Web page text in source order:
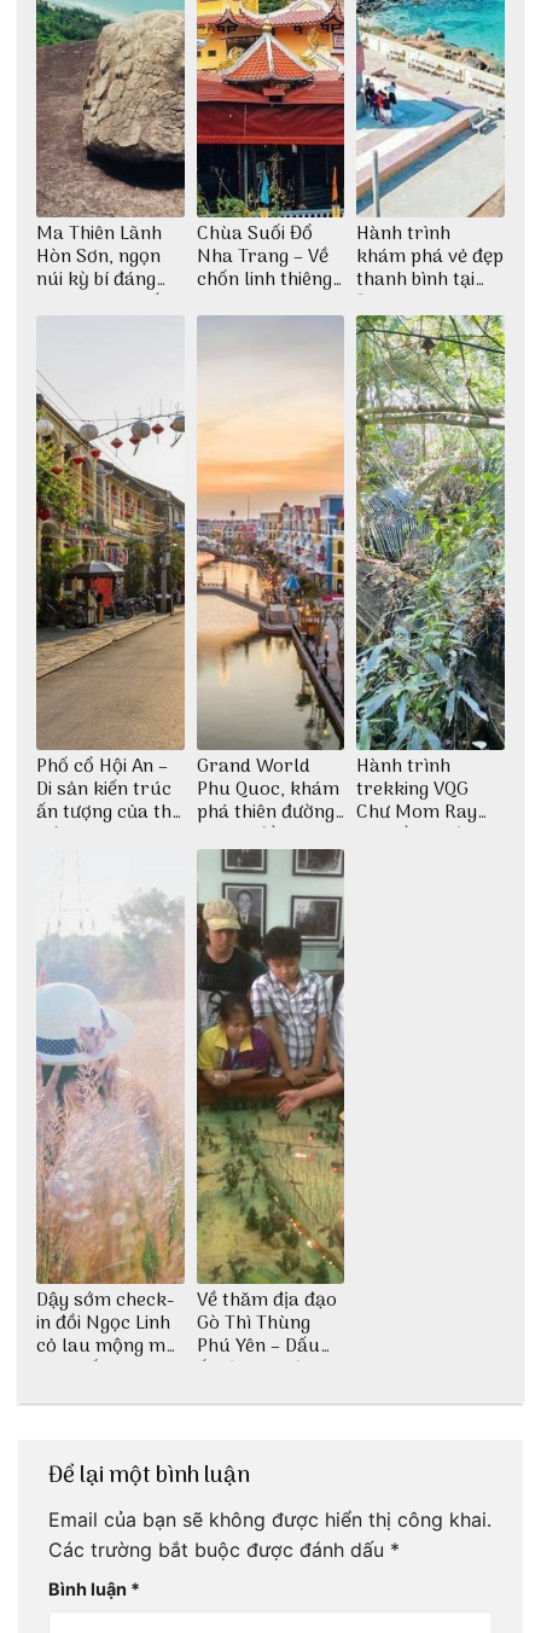
Ma Thiên Lãnh
Hòn Sơn, ngọn
núi kỳ bí đáng
khám phá nhất
Chùa Suối Đổ
Nha Trang – Về
chốn linh thiêng
thiền định
Hành trình
khám phá vẻ đẹp
thanh bình tại
Đảo Phú Quý
Phố cổ Hội An –
Di sản kiến trúc
ấn tượng của thế
giới
Grand World
Phu Quoc, khám
phá thiên đường
giải trí đầy sôi
động
Hành trình
trekking VQG
Chư Mom Ray
tìm về núi rừng
Dậy sớm check-
in đồi Ngọc Linh
cỏ lau mộng mơ
tại Huế nè bạn
Về thăm địa đạo
Gò Thì Thùng
Phú Yên – Dấu
ấn lịch sử còn
Để lại một bình luận
Email của bạn sẽ không được hiển thị công khai.
Các trường bắt buộc được đánh dấu *
Bình luận *